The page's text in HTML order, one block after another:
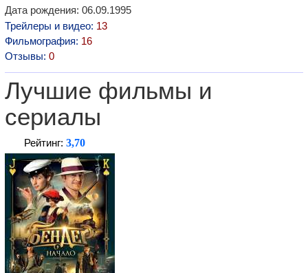
Дата рождения: 06.09.1995
Трейлеры и видео: 13
Фильмография: 16
Отзывы: 0
Лучшие фильмы и
сериалы
Рейтинг: 3,70